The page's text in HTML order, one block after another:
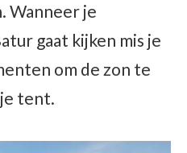
Wanneer je
gaat kijken mis je
om de zon te
tent.